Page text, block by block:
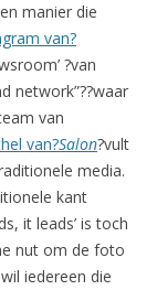
manier die
van?
?van
network”??waar
van
van?Salon?vult
media.
kant
it leads’ is toch
nut om de foto
iedereen die